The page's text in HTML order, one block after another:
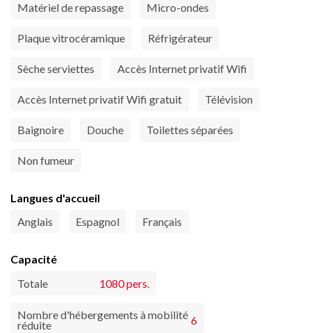
Matériel de repassage Micro-ondes
Plaque vitrocéramique Réfrigérateur
Sèche serviettes Accès Internet privatif Wifi
Accès Internet privatif Wifi gratuit Télévision
Baignoire Douche Toilettes séparées
Non fumeur
Langues d'accueil
Anglais
Espagnol Français
Capacité
Totale
1080 pers.
Nombre d'hébergements à mobilité
réduite 6